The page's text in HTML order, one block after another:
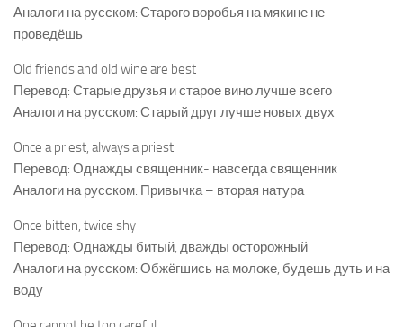
Аналоги на русском: Старого воробья на мякине не
проведёшь
Old friends and old wine are best
Перевод: Старые друзья и старое вино лучше всего
Аналоги на русском: Старый друг лучше новых двух
Once a priest, always a priest
Перевод: Однажды священник- навсегда священник
Аналоги на русском: Привычка – вторая натура
Once bitten, twice shy
Перевод: Однажды битый, дважды осторожный
Аналоги на русском: Обжёгшись на молоке, будешь дуть и на
воду